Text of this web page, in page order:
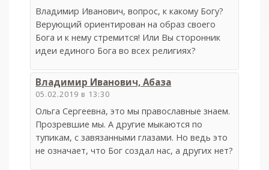
Владимир Иванович, вопрос, к какому Богу?
Верующий ориентирован на образ своего
Бога и к нему стремится! Или Вы сторонник
идеи единого Бога во всех религиях?
Владимир Иванович, Абаза
05.02.2019 в 13:30
Ольга Сергеевна, это мы православные знаем.
Прозревшие мы. А другие мыкаются по
тупикам, с завязанными глазами. Но ведь это
не означает, что Бог создал нас, а других нет?